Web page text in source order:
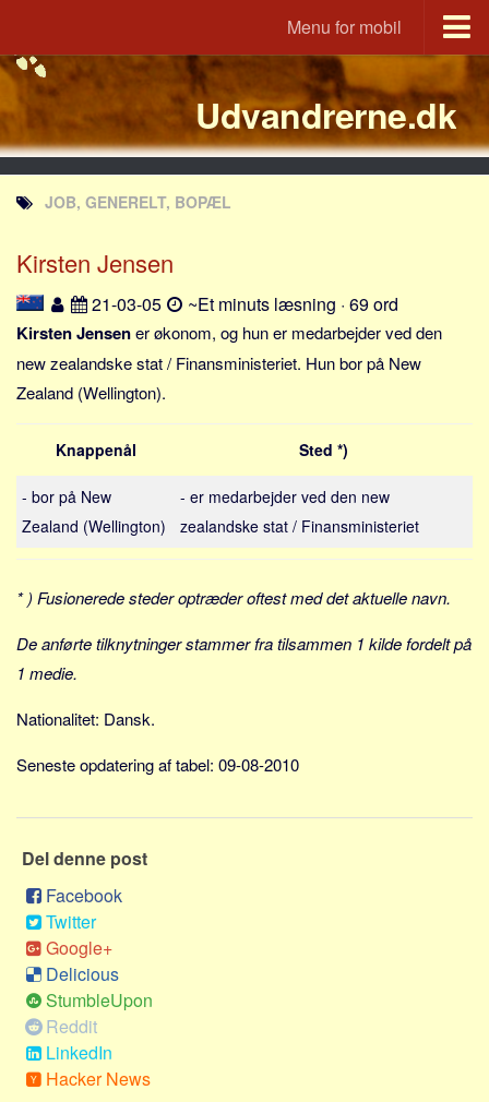
Menu for mobil
Portal
Udvandrerne.dk
Utvandrerne.no
Utvandrarna.se
Tyskland.dk
England.dk
JLKM.dk
Lande
Tyrkiet
Spanien
Sverige
Norge
Thailand
Italien
Grækenland
USA
Job
Virksomhed
Pension og opsparing
Forbrug
Social sikring og sundhed
Transport
Alle
Aspekter
Udvandrerne.dk
JOB, GENERELT, BOPÆL
Kirsten Jensen
21-03-05 ~Et minuts læsning · 69 ord
Kirsten Jensener økonom, og hun er medarbejder ved den
new zealandske stat / Finansministeriet. Hun bor på New
Zealand (Wellington).
Knappenål Sted *)
- bor på New
Zealand (Wellington)
- er medarbejder ved den new
zealandske stat / Finansministeriet
* ) Fusionerede steder optræder oftest med det aktuelle navn.
De anførte tilknytninger stammer fra tilsammen 1 kilde fordelt på
1 medie.
Nationalitet: Dansk.
Seneste opdatering af tabel: 09-08-2010
Del denne post
Facebook
Twitter
Google+
Delicious
StumbleUpon
Reddit
LinkedIn
Hacker News